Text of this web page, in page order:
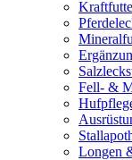
Fell- &
Longen